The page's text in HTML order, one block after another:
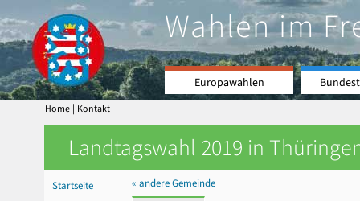
Wahlen im
Europawahlen
Home | Kontakt
Landtagswahl 2019 in
Startseite
« andere Gemeinde